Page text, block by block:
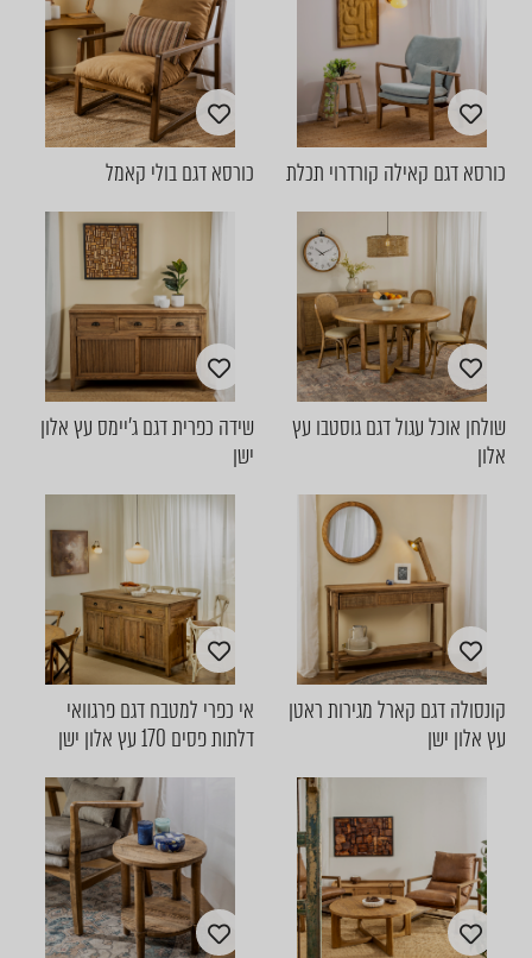
כורסא דגם קאילה קורדרוי תכלת כורסא דגם בולי קאמל
שולחן אוכל עגול דגם גוסטבו עץ
אלון
שידה כפרית דגם ג'יימס עץ אלון
ישן
קונסולה דגם קארל מגירות ראטן
עץ אלון ישן
אי כפרי למטבח דגם פרגוואי
דלתות פסים 170 עץ אלון ישן